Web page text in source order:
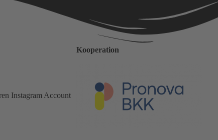
Instagram Account
Kooperation